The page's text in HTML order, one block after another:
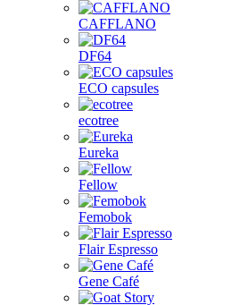
CAFFLANO
DF64
ECO capsules
ecotree
Eureka
Fellow
Femobok
Flair Espresso
Gene Café